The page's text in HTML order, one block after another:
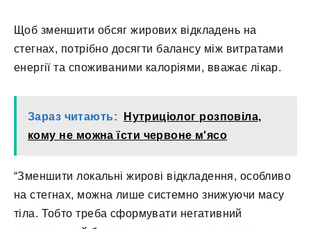
Щоб зменшити обсяг жирових відкладень на
стегнах, потрібно досягти балансу між витратами
енергії та споживаними калоріями, вважає лікар.
Зараз читають:
Нутриціолог розповіла,
кому не можна їсти червоне м'ясо
“Зменшити локальні жирові відкладення, особливо
на стегнах, можна лише системно знижуючи масу
тіла. Тобто треба сформувати негативний